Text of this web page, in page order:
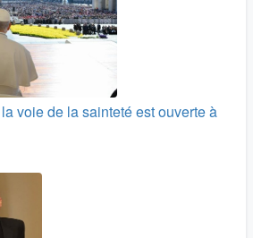
voie de la sainteté est ouverte à